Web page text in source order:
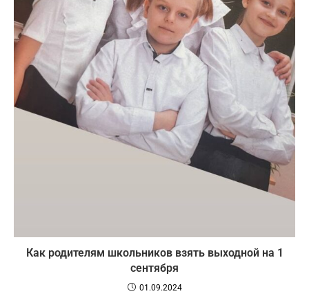
Как родителям школьников взять выходной на 1
сентября
01.09.2024